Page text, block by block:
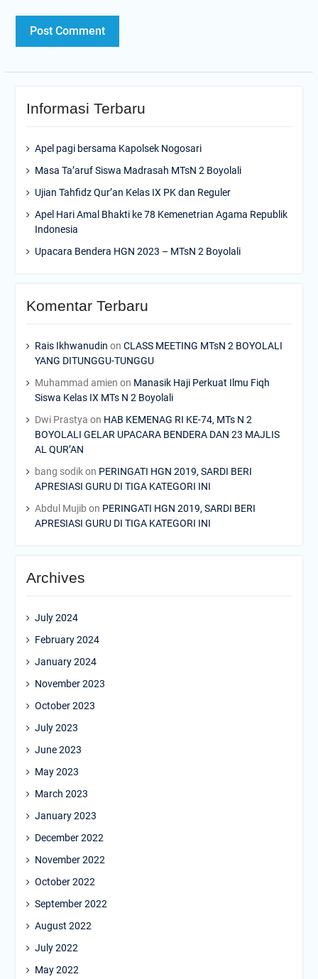
Informasi Terbaru
Apel pagi bersama Kapolsek Nogosari
Masa Ta’aruf Siswa Madrasah MTsN 2 Boyolali
Ujian Tahfidz Qur’an Kelas IX PK dan Reguler
Apel Hari Amal Bhakti ke 78 Kemenetrian Agama Republik
Indonesia
Upacara Bendera HGN 2023 – MTsN 2 Boyolali
Komentar Terbaru
Rais Ikhwanudin on CLASS MEETING MTsN 2 BOYOLALI
YANG DITUNGGU-TUNGGU
Muhammad amien on Manasik Haji Perkuat Ilmu Fiqh
Siswa Kelas IX MTs N 2 Boyolali
Dwi Prastya on HAB KEMENAG RI KE-74, MTs N 2
BOYOLALI GELAR UPACARA BENDERA DAN 23 MAJLIS
AL QUR’AN
bang sodikon PERINGATI HGN 2019, SARDI BERI
APRESIASI GURU DI TIGA KATEGORI INI
Abdul Mujib on PERINGATI HGN 2019, SARDI BERI
APRESIASI GURU DI TIGA KATEGORI INI
Archives
July 2024
February 2024
January 2024
November 2023
October 2023
July 2023
June 2023
May 2023
March 2023
January 2023
December 2022
November 2022
October 2022
September 2022
August 2022
July 2022
May 2022